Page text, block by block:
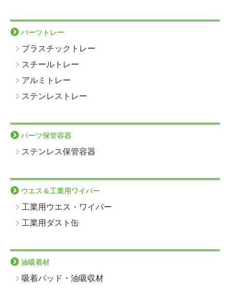
パーツトレー
プラスチックトレー
スチールトレー
アルミトレー
ステンレストレー
パーツ保管容器
ステンレス保管容器
ウエス＆工業用ワイパー
工業用ウエス・ワイパー
工業用ダスト缶
油吸着材
吸着パッド・油吸収材